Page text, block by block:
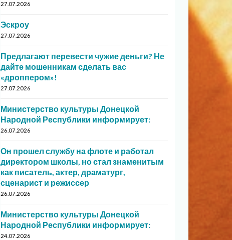
27.07.2026
Эскроу
27.07.2026
Предлагают перевести чужие деньги? Не
дайте мошенникам сделать вас
«дроппером»!
27.07.2026
Министерство культуры Донецкой
Народной Республики информирует:
26.07.2026
Он прошел службу на флоте и работал
директором школы, но стал знаменитым
как писатель, актер, драматург,
сценарист и режиссер
26.07.2026
Министерство культуры Донецкой
Народной Республики информирует:
24.07.2026